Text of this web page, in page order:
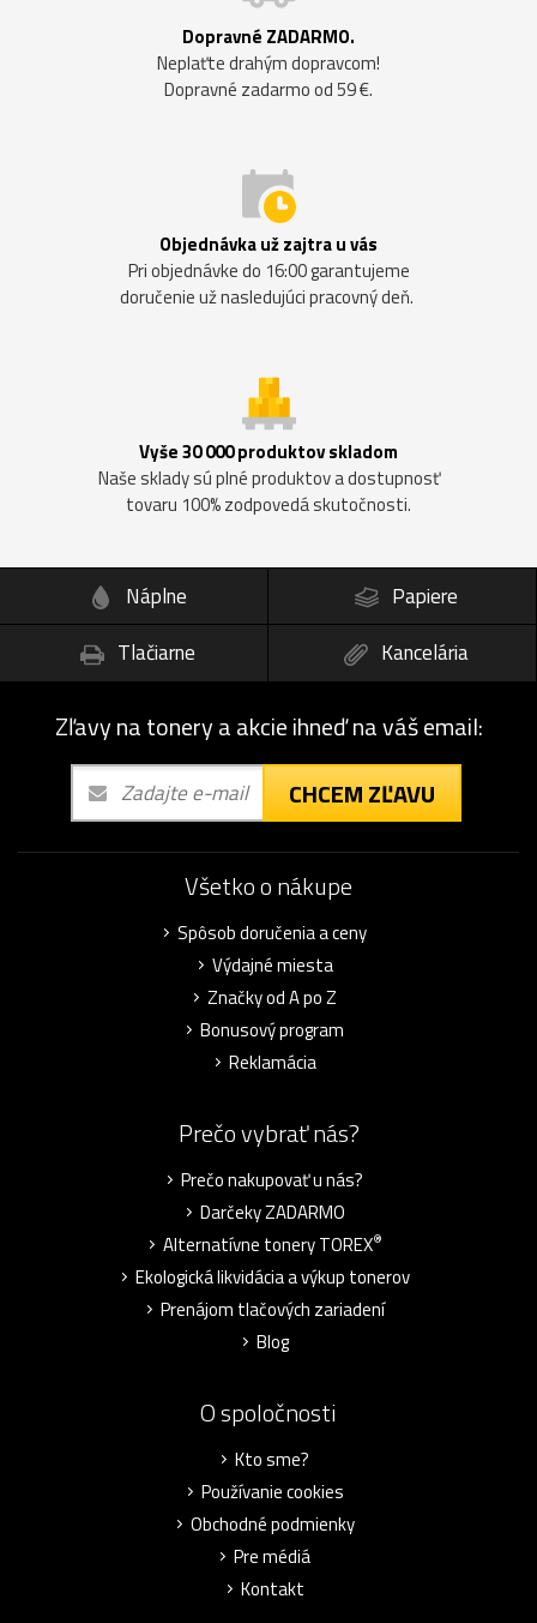
Dopravné ZADARMO.
Neplaťte drahým dopravcom!
Dopravné zadarmo od 59 €.
Objednávka už zajtra u vás
Pri objednávke do 16:00 garantujeme
doručenie už nasledujúci pracovný deň.
Vyše 30 000 produktov skladom
Naše sklady sú plné produktov a dostupnosť
tovaru 100% zodpovedá skutočnosti.
Náplne
Papiere
Tlačiarne
Kancelária
Zľavy na tonery a akcie ihneď na váš email:
CHCEM ZĽAVU
Všetko o nákupe
Spôsob doručenia a ceny
Výdajné miesta
Značky od A po Z
Bonusový program
Reklamácia
Prečo vybrať nás?
Prečo nakupovať u nás?
Darčeky ZADARMO
Alternatívne tonery TOREX®
Ekologická likvidácia a výkup tonerov
Prenájom tlačových zariadení
Blog
O spoločnosti
Kto sme?
Používanie cookies
Obchodné podmienky
Pre médiá
Kontakt